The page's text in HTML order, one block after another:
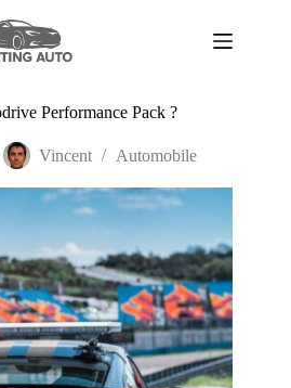
Performance Pack ?
Vincent Automobile